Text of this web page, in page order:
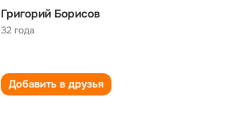
Григорий Борисов
32 года
Добавить в друзья